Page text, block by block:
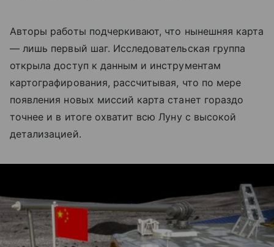
Авторы работы подчеркивают, что нынешняя карта
— лишь первый шаг. Исследовательская группа
открыла доступ к данным и инструментам
картографирования, рассчитывая, что по мере
появления новых миссий карта станет гораздо
точнее и в итоге охватит всю Луну с высокой
детализацией.